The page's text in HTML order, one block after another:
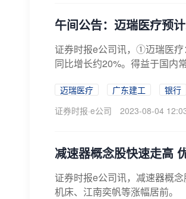
午间公告：迈瑞医疗预
证券时报e公司讯，①迈瑞医疗
同比增长约20%。得益于国内
迈瑞医疗 广东建工
银行
证券时报·e公司
2023-08-04
减速器概念股快速走高
证券时报e公司讯，减速器概
机床、江南奕帆等涨幅居前。